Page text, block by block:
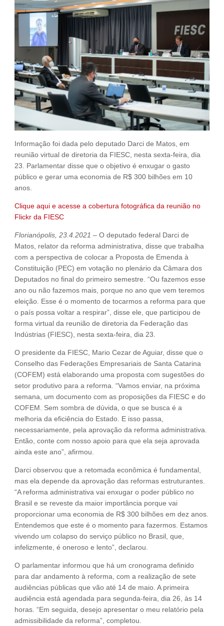
Fale Conosco
NOSSAS ASSOCIADAS
SEJA UM ASSOCIADO
VAGAS
Informação foi dada pelo deputado Darci de Matos, em
reunião virtual de diretoria da FIESC, nesta sexta-feira, dia
23. Parlamentar disse que o objetivo é enxugar o gasto
público e gerar uma economia de R$ 300 bilhões em 10
anos.
Clique aqui e acesse a cobertura fotográfica da reunião no
Flickr da FIESC
Florianópolis, 23.4.2021 – O deputado federal Darci de
Matos, relator da reforma administrativa, disse que trabalha
com a perspectiva de colocar a Proposta de Emenda à
Constituição (PEC) em votação no plenário da Câmara dos
Deputados no final do primeiro semestre. “Ou fazemos esse
ano ou não fazemos mais, porque no ano que vem teremos
eleição. Esse é o momento de tocarmos a reforma para que
o país possa voltar a respirar”, disse ele, que participou de
forma virtual da reunião de diretoria da Federação das
Indústrias (FIESC), nesta sexta-feira, dia 23.
O presidente da FIESC, Mario Cezar de Aguiar, disse que o
Conselho das Federações Empresariais de Santa Catarina
(COFEM) está elaborando uma proposta com sugestões do
setor produtivo para a reforma. “Vamos enviar, na próxima
semana, um documento com as proposições da FIESC e do
COFEM. Sem sombra de dúvida, o que se busca é a
melhoria da eficiência do Estado. E isso passa,
necessariamente, pela aprovação da reforma administrativa.
Então, conte com nosso apoio para que ela seja aprovada
ainda este ano”, afirmou.
Darci observou que a retomada econômica é fundamental,
mas ela depende da aprovação das reformas estruturantes.
“A reforma administrativa vai enxugar o poder público no
Brasil e se reveste da maior importância porque vai
proporcionar uma economia de R$ 300 bilhões em dez anos.
Entendemos que este é o momento para fazermos. Estamos
vivendo um colapso do serviço público no Brasil, que,
infelizmente, é oneroso e lento”, declarou.
O parlamentar informou que há um cronograma definido
para dar andamento à reforma, com a realização de sete
audiências públicas que vão até 14 de maio. A primeira
audiência está agendada para segunda-feira, dia 26, às 14
horas. “Em seguida, desejo apresentar o meu relatório pela
admissibilidade da reforma”, completou.